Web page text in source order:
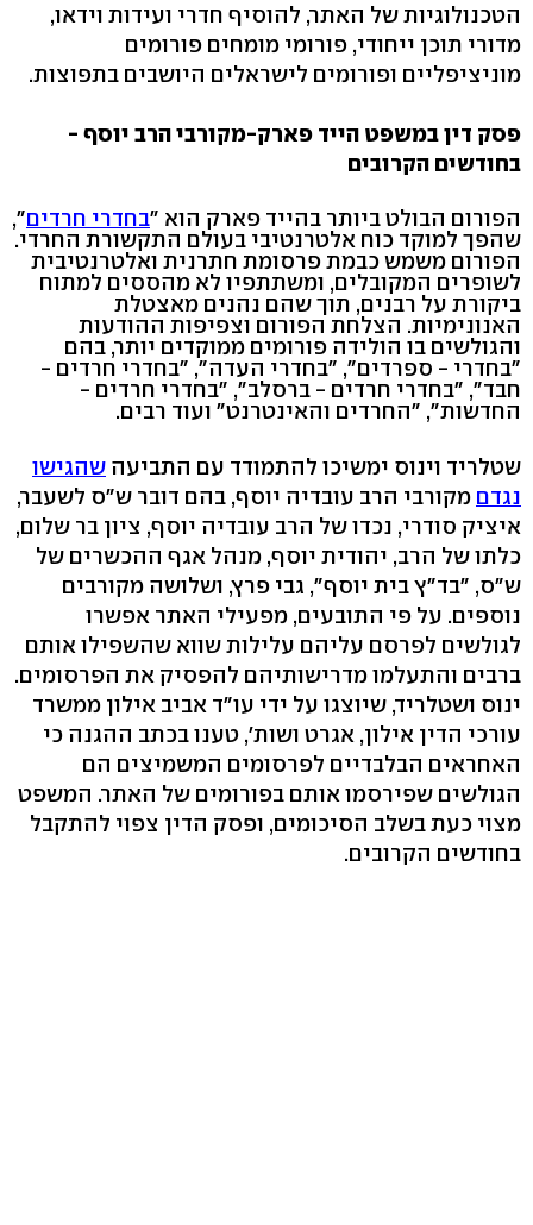
הטכנולוגיות של האתר, להוסיף חדרי ועידות וידאו,
מדורי תוכן ייחודי, פורומי מומחים פורומים
מוניציפליים ופורומים לישראלים היושבים בתפוצות.
פסק דין במשפט הייד פארק-מקורבי הרב יוסף -
בחודשים הקרובים
הפורום הבולט ביותר בהייד פארק הוא "בחדרי חרדים",
שהפך למוקד כוח אלטרנטיבי בעולם התקשורת החרדי.
הפורום משמש כבמת פרסומת חתרנית ואלטרנטיבית
לשופרים המקובלים, ומשתתפיו לא מהססים למתוח
ביקורת על רבנים, תוך שהם נהנים מאצטלת
האנונימיות. הצלחת הפורום וצפיפות ההודעות
והגולשים בו הולידה פורומים ממוקדים יותר, בהם
"בחדרי - ספרדים", "בחדרי העדה", "בחדרי חרדים -
חבד", "בחדרי חרדים - ברסלב", "בחדרי חרדים -
החדשות", "החרדים והאינטרנט" ועוד רבים.
שטלריד וינוס ימשיכו להתמודד עם התביעה שהגישו
נגדם מקורבי הרב עובדיה יוסף, בהם דובר ש"ס לשעבר,
איציק סודרי, נכדו של הרב עובדיה יוסף, ציון בר שלום,
כלתו של הרב, יהודית יוסף, מנהל אגף ההכשרים של
ש"ס, "בד"ץ בית יוסף", גבי פרץ, ושלושה מקורבים
נוספים. על פי התובעים, מפעילי האתר אפשרו
לגולשים לפרסם עליהם עלילות שווא שהשפילו אותם
ברבים והתעלמו מדרישותיהם להפסיק את הפרסומים.
ינוס ושטלריד, שיוצגו על ידי עו"ד אביב אילון ממשרד
עורכי הדין אילון, אגרט ושות', טענו בכתב ההגנה כי
האחראים הבלבדיים לפרסומים המשמיצים הם
הגולשים שפירסמו אותם בפורומים של האתר. המשפט
מצוי כעת בשלב הסיכומים, ופסק הדין צפוי להתקבל
בחודשים הקרובים.